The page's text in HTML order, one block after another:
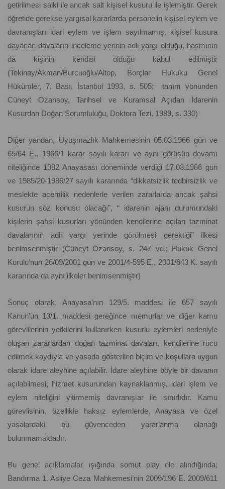
getirilmesi saiki ile ancak salt kişisel kusuru ile işlemiştir. Gerek
öğretide gerekse yargısal kararlarda personelin kişisel eylem ve
davranışları idari eylem ve işlem sayılmamış, kişisel kusura
dayanan davaların inceleme yerinin adli yargı olduğu, hasmının
da kişinin kendisi olduğu kabul edilmiştir
(Tekinay/Akman/Burcuoğlu/Altop, Borçlar Hukuku Genel
Hükümler, 7. Bası, İstanbul 1993, s. 505; tanım yönünden
Cüneyt Ozansoy, Tarihsel ve Kuramsal Açıdan İdarenin
Kusurdan Doğan Sorumluluğu, Doktora Tezi, 1989, s. 330)
Diğer yandan, Uyuşmazlık Mahkemesinin 05.03.1966 gün ve
65/64 E., 1966/1 karar sayılı kararı ve aynı görüşün devamı
niteliğinde 1982 Anayasası döneminde verdiği 17.03.1986 gün
ve 1985/20-1986/27 sayılı kararında “dikkatsizlik tedbirsizlik ve
meslekte acemilik nedenlerle verilen zararlarda ancak şahsi
kusurun söz konusu olacağı”, “ idarenin ajanı durumundaki
kişilerin şahsi kusurları yönünden kendilerine açılan tazminat
davalarının adli yargı yerinde görülmesi gerektiği” ilkesi
benimsenmiştir (Cüneyt Ozansoy, s. 247 vd.; Hukuk Genel
Kurulu’nun 26/09/2001 gün ve 2001/4-595 E., 2001/643 K. sayılı
kararında da aynı ilkeler benimsenmiştir)
Sonuç olarak, Anayasa’nın 129/5. maddesi ile 657 sayılı
Kanun’un 13/1. maddesi gereğince memurlar ve diğer kamu
görevlilerinin yetkilerini kullanırken kusurlu eylemleri nedeniyle
oluşan zararlardan doğan tazminat davaları, kendilerine rücu
edilmek kaydıyla ve yasada gösterilen biçim ve koşullara uygun
olarak idare aleyhine açılabilir. İdare aleyhine böyle bir davanın
açılabilmesi, hizmet kusurundan kaynaklanmış, idari işlem ve
eylem niteliğini yitirmemiş davranışlar ile sınırlıdır. Kamu
görevlisinin, özellikle haksız eylemlerde, Anayasa ve özel
yasalardaki bu güvenceden yararlanma olanağı
bulunmamaktadır.
Bu genel açıklamalar ışığında somut olay ele alındığında;
Bandırma 1. Asliye Ceza Mahkemesi’nin 2009/196 E. 2009/611